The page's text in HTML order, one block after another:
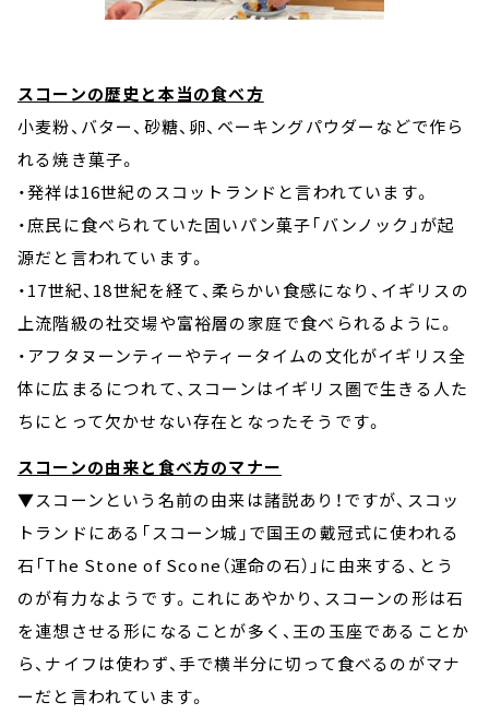
スコーンの歴史と本当の食べ方
小麦粉、バター、砂糖、卵、ベーキングパウダーなどで作ら
れる焼き菓子。
・発祥は16世紀のスコットランドと言われています。
・庶民に食べられていた固いパン菓子「バンノック」が起
源だと言われています。
・17世紀、18世紀を経て、柔らかい食感になり、イギリスの
上流階級の社交場や富裕層の家庭で食べられるように。
・アフタヌーンティーやティータイムの文化がイギリス全
体に広まるにつれて、スコーンはイギリス圏で生きる人た
ちにとって欠かせない存在となったそうです。
スコーンの由来と食べ方のマナー
▼スコーンという名前の由来は諸説あり！ですが、スコッ
トランドにある「スコーン城」で国王の戴冠式に使われる
石「The Stone of Scone（運命の石）」に由来する、とう
のが有力なようです。これにあやかり、スコーンの形は石
を連想させる形になることが多く、王の玉座であることか
ら、ナイフは使わず、手で横半分に切って食べるのがマナ
ーだと言われています。